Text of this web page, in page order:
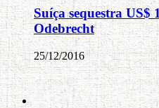
Suíça sequestra US$
Odebrecht
25/12/2016